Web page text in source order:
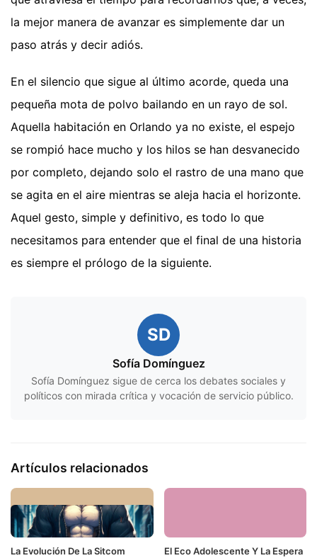
la mejor manera de avanzar es simplemente dar un
paso atrás y decir adiós.
En el silencio que sigue al último acorde, queda una
pequeña mota de polvo bailando en un rayo de sol.
Aquella habitación en Orlando ya no existe, el espejo
se rompió hace mucho y los hilos se han desvanecido
por completo, dejando solo el rastro de una mano que
se agita en el aire mientras se aleja hacia el horizonte.
Aquel gesto, simple y definitivo, es todo lo que
necesitamos para entender que el final de una historia
es siempre el prólogo de la siguiente.
SD
Sofía Domínguez
Sofía Domínguez sigue de cerca los debates sociales y
políticos con mirada crítica y vocación de servicio público.
Artículos relacionados
La Evolución De La Sitcom El Eco Adolescente Y La Espera